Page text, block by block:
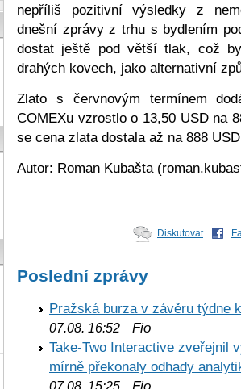
nepříliš pozitivní výsledky z
dnešní zprávy z trhu s bydlením
dostat ještě pod větší tlak, což
drahých kovech, jako alternativní
Zlato s červnovým termínem
COMEXu vzrostlo o 13,50 USD na
se cena zlata dostala až na 888
Autor: Roman Kubašta
Diskutovat
Poslední zprávy
Pražská burza v závěru týdne
07.08. 16:52 Fio
Take-Two Interactive zveřejnil
mírně překonaly odhady
07.08. 15:25 Fio